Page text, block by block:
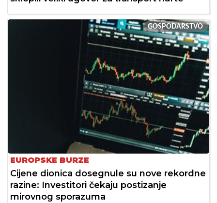
GOSPODARSTVO
EUROPSKE BURZE
Cijene dionica dosegnule su nove rekordne
razine: Investitori čekaju postizanje
mirovnog sporazuma